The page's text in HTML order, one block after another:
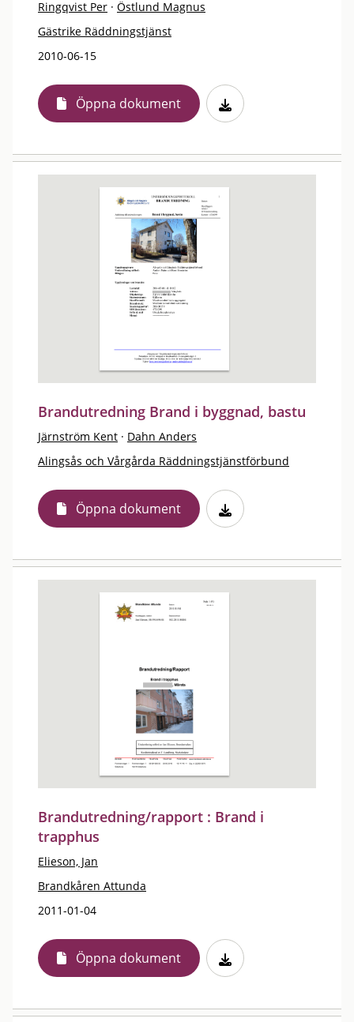
Ringqvist Per · Östlund Magnus
Gästrike Räddningstjänst
2010-06-15
Öppna dokument
Brandutredning Brand i byggnad, bastu
Järnström Kent · Dahn Anders
Alingsås och Vårgårda Räddningstjänstförbund
Öppna dokument
Brandutredning/rapport : Brand i
trapphus
Elieson, Jan
Brandkåren Attunda
2011-01-04
Öppna dokument